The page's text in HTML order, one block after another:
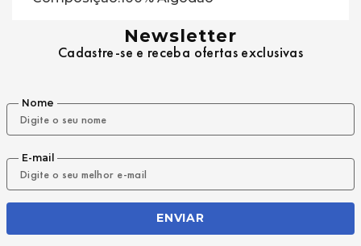
Newsletter
Cadastre-se e receba ofertas exclusivas
Nome
E-mail
ENVIAR